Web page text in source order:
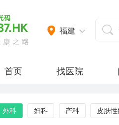
福建
首页 找医院
外科 妇科 产科 皮肤